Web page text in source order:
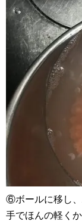
⑥ボールに移し、
手でほんの軽くか